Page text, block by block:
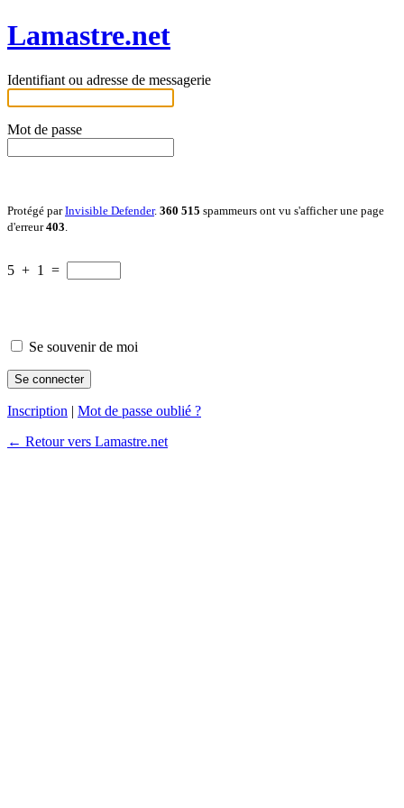
Lamastre.net
Identifiant ou adresse de messagerie
Mot de passe
Protégé parInvisible Defender. 360 515 spammeurs ont vu s'afficher une page
d'erreur403
5 + 1 =
Se souvenir de moi
Inscription | Mot de passe oublié ?
← Retour vers Lamastre.net